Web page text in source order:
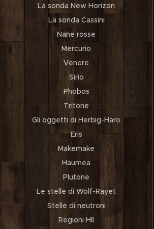
La sonda New Horizon
La sonda Cassini
Nane rosse
Mercurio
Venere
Sirio
Phobos
Tritone
Gli oggetti di Herbig-Haro
Eris
Makemake
Haumea
Plutone
Le stelle di Wolf-Rayet
Stelle di neutroni
Regioni HII